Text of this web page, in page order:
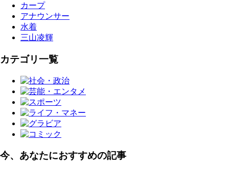
カープ
アナウンサー
水着
三山凌輝
カテゴリ一覧
今、あなたにおすすめの記事